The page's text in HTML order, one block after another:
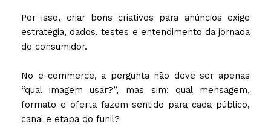
Por isso, criar bons criativos para anúncios exige
estratégia, dados, testes e entendimento da jornada
do consumidor.
No e-commerce, a pergunta não deve ser apenas
“qual imagem usar?”, mas sim: qual mensagem,
formato e oferta fazem sentido para cada público,
canal e etapa do funil?